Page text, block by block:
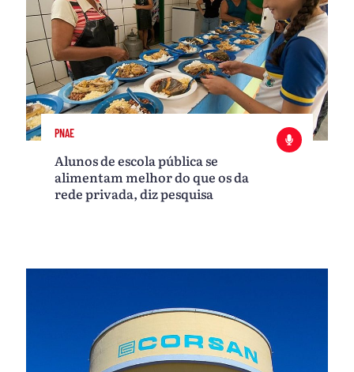
PNAE
Alunos de escola pública se
alimentam melhor do que os da
rede privada, diz pesquisa